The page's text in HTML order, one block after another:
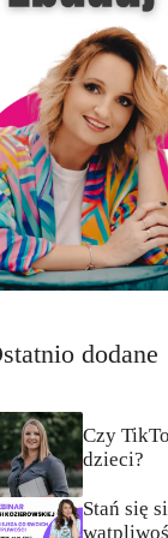
dodane
Czy
dzieci?
Stań się